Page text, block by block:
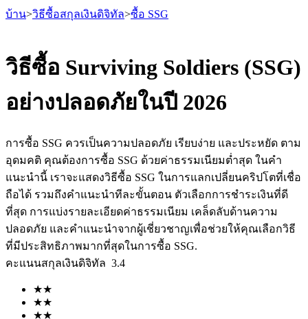
ฟิวเจอร์ส
ฟิวเจอร์ส USDT
บ้าน>วิธีซื้อสกุลเงินดิจิทัล>ซื้อ SSG
วิธีซื้อ Surviving Soldiers (SSG)
อย่างปลอดภัยในปี 2026
การซื้อ SSG ควรเป็นความปลอดภัย เรียบง่าย และประหยัด ตาม
อุดมคติ คุณต้องการซื้อ SSG ด้วยค่าธรรมเนียมต่ำสุด ในคำ
แนะนำนี้ เราจะแสดงวิธีซื้อ SSG ในการแลกเปลี่ยนคริปโตที่เชื่อ
ถือได้ รวมถึงคำแนะนำทีละขั้นตอน ตัวเลือกการชำระเงินที่ดี
ที่สุด การแบ่งรายละเอียดค่าธรรมเนียม เคล็ดลับด้านความ
ปลอดภัย และคำแนะนำจากผู้เชี่ยวชาญเพื่อช่วยให้คุณเลือกวิธี
ที่มีประสิทธิภาพมากที่สุดในการซื้อ SSG.
คะแนนสกุลเงินดิจิทัล 3.4
★★
★★
★★